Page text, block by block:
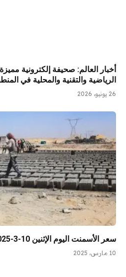
أخبار العالم: صحيفة إلكترونية
الرياضية والتقنية والمحلية في
26 يونيو، 2026
سعر الأسمنت اليوم الإثنين 10-3-2025 لدى الموزعين
10 مارس، 2025